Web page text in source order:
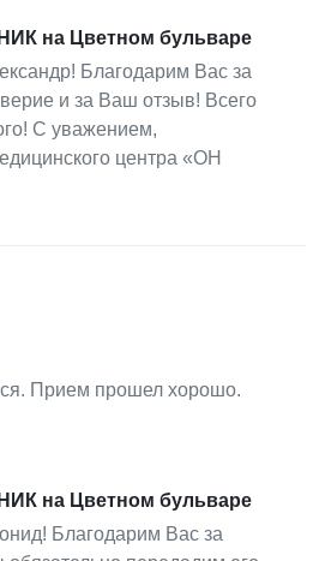
на Цветном бульваре
Благодарим Вас за
и за Ваш отзыв! Всего
С уважением,
центра «ОН
Прием прошел хорошо.
на Цветном бульваре
Благодарим Вас за